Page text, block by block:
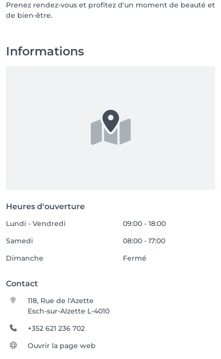
Prenez rendez-vous et profitez d'un moment de beauté et
de bien-être.
Informations
Heures d'ouverture
Lundi - Vendredi
09:00 - 18:00
Samedi
08:00 - 17:00
Dimanche
Fermé
Contact
118, Rue de l'Azette
Esch-sur-Alzette L-4010
+352 621 236 702
Ouvrir la page web